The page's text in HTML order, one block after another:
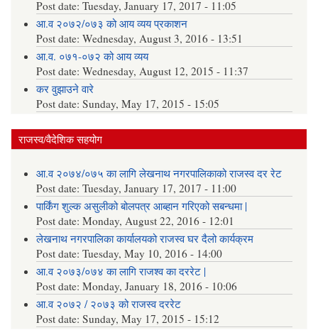
Post date:Tuesday, January 17, 2017 - 11:05
आ.व २०७२/०७३ को आय व्यय प्रकाशन
Post date:Wednesday, August 3, 2016 - 13:51
आ.व. ०७१-०७२ को आय व्यय
Post date:Wednesday, August 12, 2015 - 11:37
कर वुझाउने वारे
Post date:Sunday, May 17, 2015 - 15:05
राजस्व/वैदेशिक सहयोग
आ.व २०७४/०७५ का लागि लेखनाथ नगरपालिकाको राजस्व दर रेट
Post date:Tuesday, January 17, 2017 - 11:00
पार्किंग शुल्क असुलीको बोलपत्र आब्हान गरिएको सबन्धमा |
Post date:Monday, August 22, 2016 - 12:01
लेखनाथ नगरपालिका कार्यालयको राजस्व घर दैलो कार्यक्रम
Post date:Tuesday, May 10, 2016 - 14:00
आ.व २०७३/०७४ का लागि राजश्व का दररेट |
Post date:Monday, January 18, 2016 - 10:06
आ.व २०७२ / २०७३ को राजस्व दररेट
Post date:Sunday, May 17, 2015 - 15:12